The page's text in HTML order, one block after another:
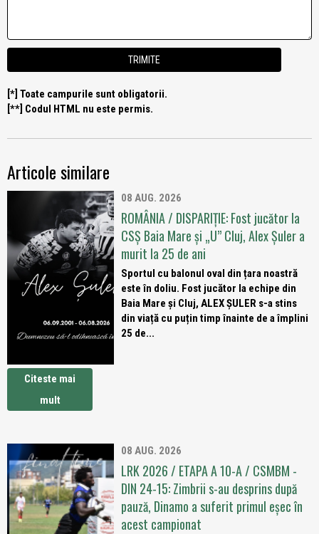
[*] Toate campurile sunt obligatorii.
[**] Codul HTML nu este permis.
Articole similare
08 AUG. 2026
ROMÂNIA / DISPARIȚIE: Fost jucător la
CSȘ Baia Mare și „U” Cluj, Alex Șuler a
murit la 25 de ani
Sportul cu balonul oval din țara noastră
este în doliu. Fost jucător la echipe din
Baia Mare și Cluj, ALEX ȘULER s-a stins
din viață cu puțin timp înainte de a împlini
25 de...
Citeste mai
mult
08 AUG. 2026
LRK 2026 / ETAPA A 10-A / CSMBM -
DIN 24-15: Zimbrii s-au desprins după
pauză, Dinamo a suferit primul eșec în
acest campionat